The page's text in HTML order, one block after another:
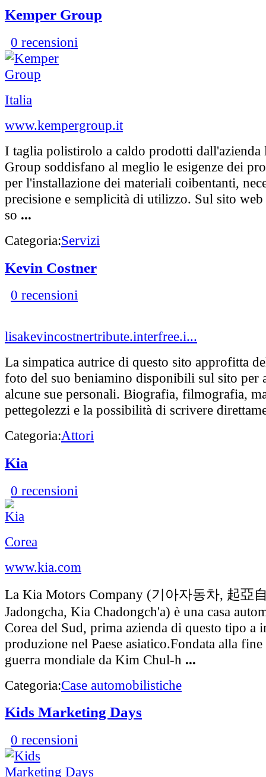
Kemper Group
0 recensioni
Italia
www.kempergroup.it
I taglia polistirolo a caldo prodotti dall'azienda
Group soddisfano al meglio le esigenze dei
per l'installazione dei materiali coibentanti,
precisione e semplicità di utilizzo. Sul sito
so ...
Categoria:Servizi
Kevin Costner
0 recensioni
lisakevincostnertribute.interfree.i...
La simpatica autrice di questo sito approfitta
foto del suo beniamino disponibili sul sito per
alcune sue personali. Biografia, filmografia,
pettegolezzi e la possibilità di scrivere
Categoria:Attori
Kia
0 recensioni
Corea
www.kia.com
La Kia Motors Company (기아자동차, 起亞
Jadongcha, Kia Chadongch'a) è una casa
Corea del Sud, prima azienda di questo tipo a
produzione nel Paese asiatico.Fondata alla fine
guerra mondiale da Kim Chul-h ...
Categoria:Case automobilistiche
Kids Marketing Days
0 recensioni